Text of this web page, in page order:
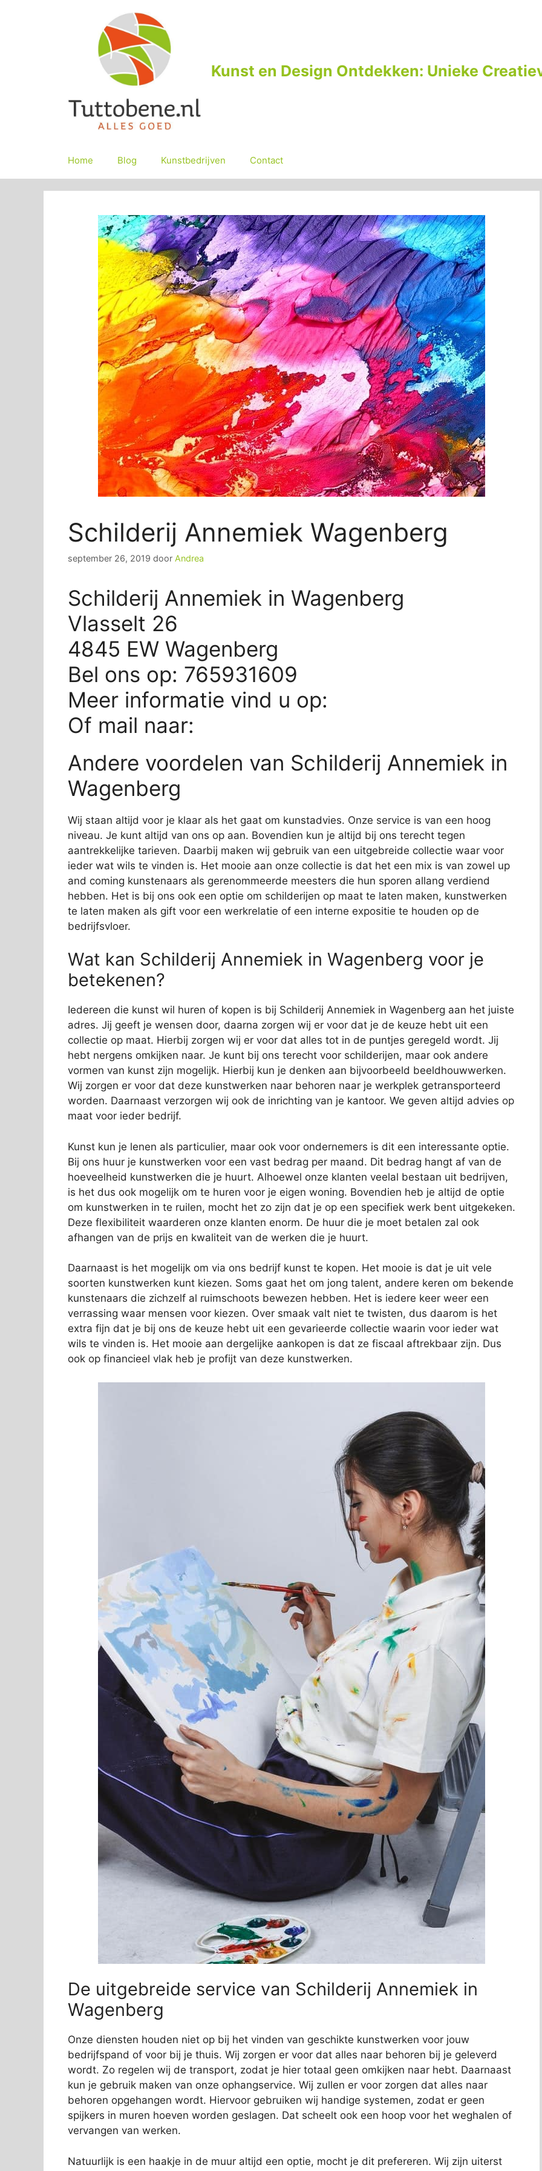
Kunst en Design Ontdekken: Unieke
Home Blog Kunstbedrijven Contact
Schilderij Annemiek Wagenberg
september 26, 2019 door Andrea
Schilderij Annemiek in Wagenberg
Vlasselt 26
4845 EW Wagenberg
Bel ons op: 765931609
Meer informatie vind u op:
Of mail naar:
Andere voordelen van Schilderij Annemiek in
Wagenberg
Wij staan altijd voor je klaar als het gaat om kunstadvies. Onze service is van een hoog
niveau. Je kunt altijd van ons op aan. Bovendien kun je altijd bij ons terecht tegen
aantrekkelijke tarieven. Daarbij maken wij gebruik van een uitgebreide collectie waar voor
ieder wat wils te vinden is. Het mooie aan onze collectie is dat het een mix is van zowel up
and coming kunstenaars als gerenommeerde meesters die hun sporen allang verdiend
hebben. Het is bij ons ook een optie om schilderijen op maat te laten maken, kunstwerken
te laten maken als gift voor een werkrelatie of een interne expositie te houden op de
bedrijfsvloer.
Wat kan Schilderij Annemiek in Wagenberg voor je
betekenen?
Iedereen die kunst wil huren of kopen is bij Schilderij Annemiek in Wagenberg aan het juiste
adres. Jij geeft je wensen door, daarna zorgen wij er voor dat je de keuze hebt uit een
collectie op maat. Hierbij zorgen wij er voor dat alles tot in de puntjes geregeld wordt. Jij
hebt nergens omkijken naar. Je kunt bij ons terecht voor schilderijen, maar ook andere
vormen van kunst zijn mogelijk. Hierbij kun je denken aan bijvoorbeeld beeldhouwwerken.
Wij zorgen er voor dat deze kunstwerken naar behoren naar je werkplek getransporteerd
worden. Daarnaast verzorgen wij ook de inrichting van je kantoor. We geven altijd advies op
maat voor ieder bedrijf.
Kunst kun je lenen als particulier, maar ook voor ondernemers is dit een interessante optie.
Bij ons huur je kunstwerken voor een vast bedrag per maand. Dit bedrag hangt af van de
hoeveelheid kunstwerken die je huurt. Alhoewel onze klanten veelal bestaan uit bedrijven,
is het dus ook mogelijk om te huren voor je eigen woning. Bovendien heb je altijd de optie
om kunstwerken in te ruilen, mocht het zo zijn dat je op een specifiek werk bent uitgekeken.
Deze flexibiliteit waarderen onze klanten enorm. De huur die je moet betalen zal ook
afhangen van de prijs en kwaliteit van de werken die je huurt.
Daarnaast is het mogelijk om via ons bedrijf kunst te kopen. Het mooie is dat je uit vele
soorten kunstwerken kunt kiezen. Soms gaat het om jong talent, andere keren om bekende
kunstenaars die zichzelf al ruimschoots bewezen hebben. Het is iedere keer weer een
verrassing waar mensen voor kiezen. Over smaak valt niet te twisten, dus daarom is het
extra fijn dat je bij ons de keuze hebt uit een gevarieerde collectie waarin voor ieder wat
wils te vinden is. Het mooie aan dergelijke aankopen is dat ze fiscaal aftrekbaar zijn. Dus
ook op financieel vlak heb je profijt van deze kunstwerken.
De uitgebreide service van Schilderij Annemiek in
Wagenberg
Onze diensten houden niet op bij het vinden van geschikte kunstwerken voor jouw
bedrijfspand of voor bij je thuis. Wij zorgen er voor dat alles naar behoren bij je geleverd
wordt. Zo regelen wij de transport, zodat je hier totaal geen omkijken naar hebt. Daarnaast
kun je gebruik maken van onze ophangservice. Wij zullen er voor zorgen dat alles naar
behoren opgehangen wordt. Hiervoor gebruiken wij handige systemen, zodat er geen
spijkers in muren hoeven worden geslagen. Dat scheelt ook een hoop voor het weghalen of
vervangen van werken.
Natuurlijk is een haakje in de muur altijd een optie, mocht je dit prefereren. Wij zijn uiterst